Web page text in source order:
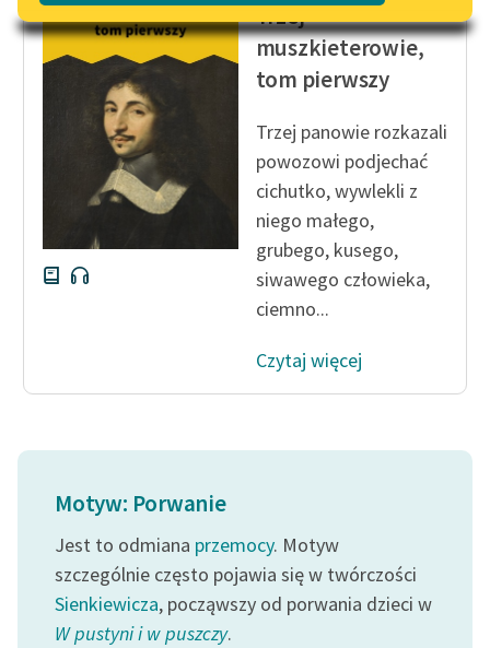
Lektury szkolne i klasyka
literatury do słuchania dla
uczennic i uczniów z
niepełnosprawnościami
E-kolekcja lektur
szkolnych i literatury do
słuchania dla uczennic i
niepełnosprawnościami
Kolekcje edukacyjne
do domeny publicznej,
lektur szkolnych oraz
Starego Testamentu
Odkurzamy bohaterów
Trzej
muszkieterowie,
tom pierwszy
Trzej panowie rozkazali
powozowi podjechać
cichutko, wywlekli z
niego małego,
grubego, kusego,
siwawego człowieka,
ciemno...
Czytaj więcej
Motyw: Porwanie
Jest to odmiana przemocy. Motyw
szczególnie często pojawia się w twórczości
Sienkiewicza, począwszy od porwania dzieci w
W pustyni i w puszczy.